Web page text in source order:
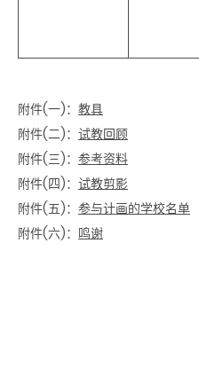
附件(一)： 教具
附件(二)： 试教回顾
附件(三)： 参考资料
附件(四)： 试教剪影
附件(五)： 参与计画的学校名单
附件(六)： 鸣谢